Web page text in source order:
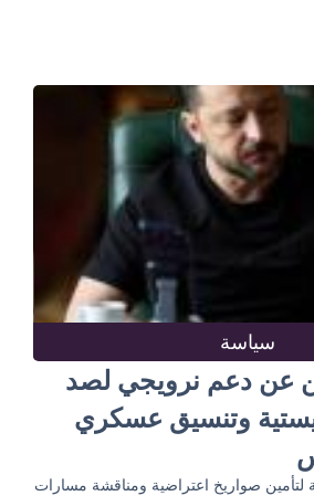
سياسة
عن دعم نرويجي لصد
وتنسيق عسكري
لتأمين صواريخ اعتراضية ومناقشة مسارات